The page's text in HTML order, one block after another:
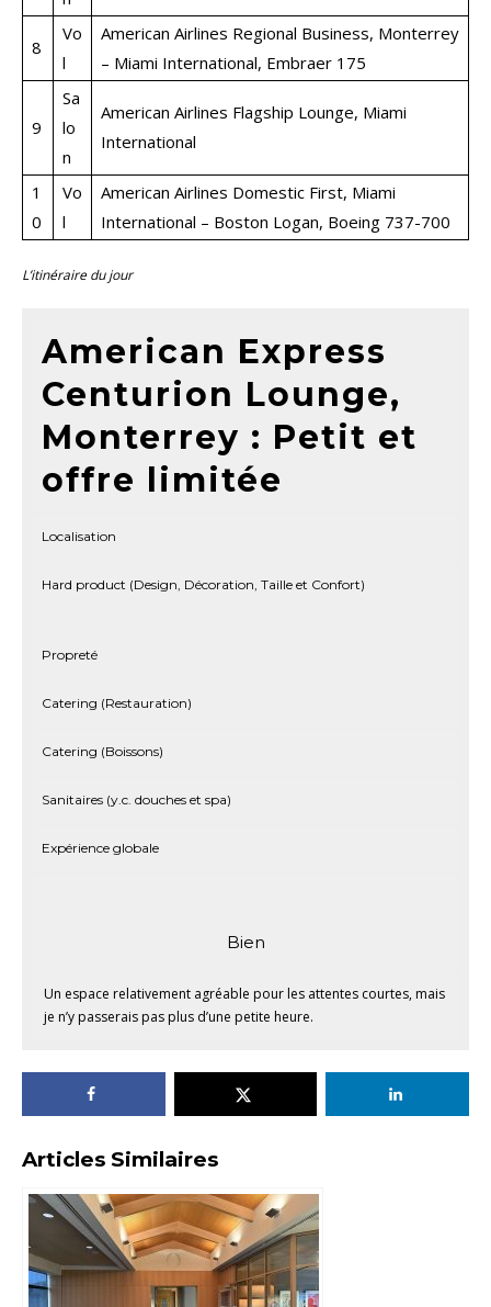
8
Vo
l
American Airlines Regional Business, Monterrey
– Miami International, Embraer 175
9
Sa
lo
n
American Airlines Flagship Lounge, Miami
International
1
0
Vo
l
American Airlines Domestic First, Miami
International – Boston Logan, Boeing 737-700
L’itinéraire du jour
American Express
Centurion Lounge,
Monterrey : Petit et
offre limitée
Localisation
Hard product (Design, Décoration, Taille et Confort)
Propreté
Catering (Restauration)
Catering (Boissons)
Sanitaires (y.c. douches et spa)
Expérience globale
Bien
Un espace relativement agréable pour les attentes courtes, mais
je n’y passerais pas plus d’une petite heure.
Articles Similaires